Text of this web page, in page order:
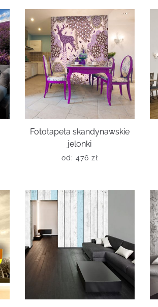
Fototapeta skandynawskie
jelonki
od: 476 zł